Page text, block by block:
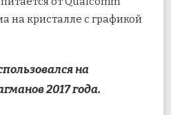
на кристалле с графикой
на
2017 года.